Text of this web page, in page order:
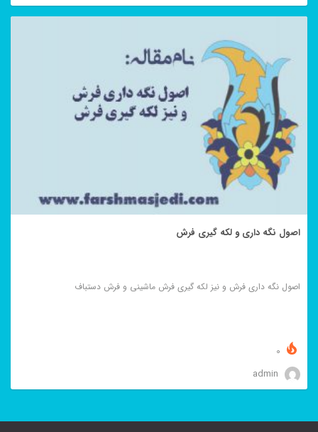
اصول نگه داری و لکه گیری فرش
اصول نگه داری فرش و نیز لکه گیری فرش ماشینی و فرش دستباف
admin